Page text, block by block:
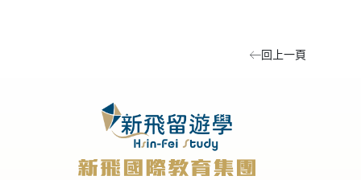
回上一頁